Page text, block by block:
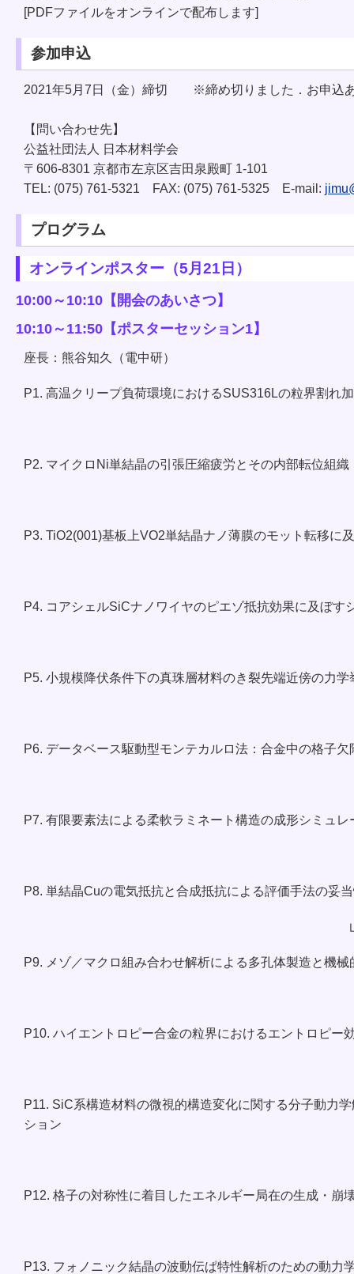
[PDFファイルをオンラインで配布します]
参加申込
2021年5月7日（金）締切 ※締め切りました．お申込
【問い合わせ先】
公益社団法人 日本材料学会
〒606-8301 京都市左京区吉田泉殿町 1-101
TEL: (075) 761-5321 FAX: (075) 761-5325 E-mail:
プログラム
オンラインポスター（5月21日）
10:00～10:10【開会のあいさつ】
10:10～11:50【ポスターセッション1】
座長：熊谷知久（電中研）
P1. 高温クリープ負荷環境におけるSUS316Lの粒界割れ
P2. マイクロNi単結晶の引張圧縮疲労とその内部転位組織
P3. TiO2(001)基板上VO2単結晶ナノ薄膜のモット転移に
P4. コアシェルSiCナノワイヤのピエゾ抵抗効果に及ぼす
P5. 小規模降伏条件下の真珠層材料のき裂先端近傍の力学
P6. データベース駆動型モンテカルロ法：合金中の格子
P7. 有限要素法による柔軟ラミネート構造の成形シミュ
P8. 単結晶Cuの電気抵抗と合成抵抗による評価手法の妥
P9. メゾ／マクロ組み合わせ解析による多孔体製造と機
P10. ハイエントロピー合金の粒界におけるエントロピー
P11. SiC系構造材料の微視的構造変化に関する分子動力
ション
P12. 格子の対称性に着目したエネルギー局在の生成・崩
P13. フォノニック結晶の波動伝ぱ特性解析のための動力